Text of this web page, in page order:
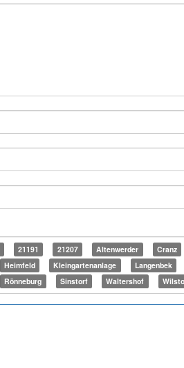
21191 21207 Altenwerder
Cranz
Heimfeld Kleingartenanlage
Langenbek
Rönneburg Sinstorf Waltershof